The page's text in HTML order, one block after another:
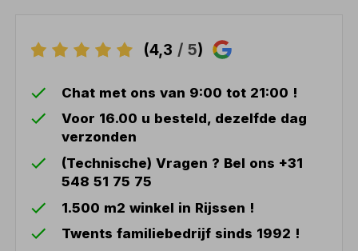
(4,3 / 5)
Chat met ons van 9:00 tot 21:00 !
Voor 16.00 u besteld, dezelfde dag
verzonden
(Technische) Vragen ? Bel ons +31
548 51 75 75
1.500 m2 winkel in Rijssen !
Twents familiebedrijf sinds 1992 !